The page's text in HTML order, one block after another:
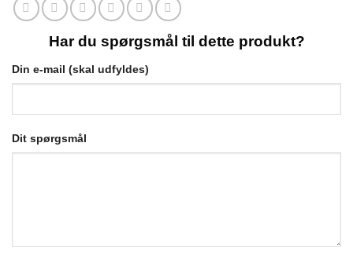
Har du spørgsmål til dette produkt?
Din e-mail (skal udfyldes)
Dit spørgsmål